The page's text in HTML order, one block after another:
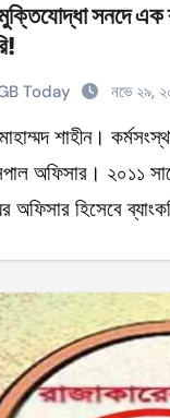
সনদে এক
Today নভে ২৯,
অফিসার। ২০১১
অফিসার হিসেবে